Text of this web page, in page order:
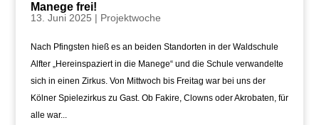
Manege frei!
13. Juni 2025 | Projektwoche
Nach Pfingsten hieß es an beiden Standorten in der Waldschule
Alfter „Hereinspaziert in die Manege“ und die Schule verwandelte
sich in einen Zirkus. Von Mittwoch bis Freitag war bei uns der
Kölner Spielezirkus zu Gast. Ob Fakire, Clowns oder Akrobaten, für
alle war...